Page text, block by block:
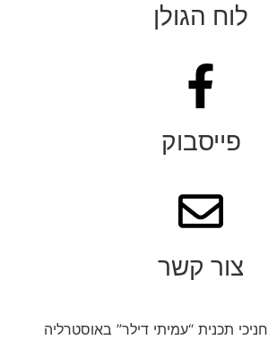
לוח הגולן
פייסבוק
צור קשר
חניכי תכנית “עמיתי דילר” באוסטרליה